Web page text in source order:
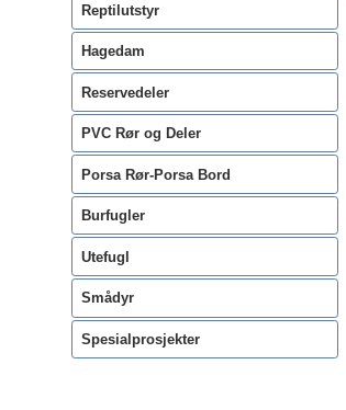
Reptilutstyr
Hagedam
Reservedeler
PVC Rør og Deler
Porsa Rør-Porsa Bord
Burfugler
Utefugl
Smådyr
Spesialprosjekter